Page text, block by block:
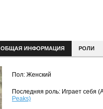
ОБЩАЯ ИНФОРМАЦИЯ РОЛИ
Пол: Женский
Последняя роль: Играет себя
Peaks)